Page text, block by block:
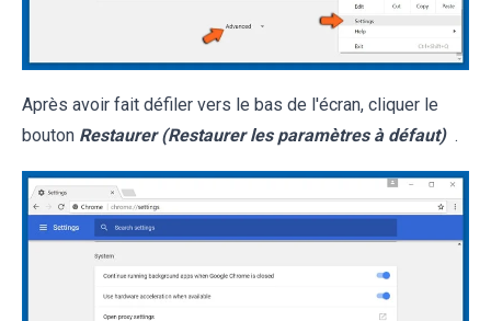
Après avoir fait défiler vers le bas de l'écran, cliquer le
bouton Restaurer (Restaurer les paramètres à défaut) .